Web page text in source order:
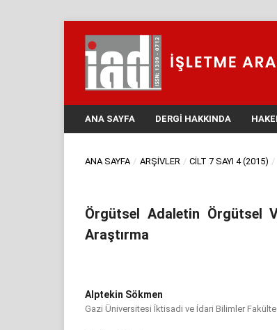
ANA SAYFA DERGI HAKKINDA
ANA SAYFA / ARŞIVLER / CILT 7 SAYI 4 (2015) /
Örgütsel Adaletin Örgütsel
Araştırma
Alptekin Sökmen
Gazi Üniversitesi İktisadi ve İdari Bilimler